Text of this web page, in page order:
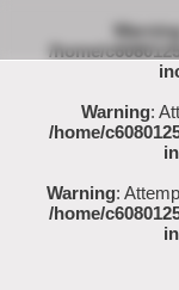
/home/
Warning:
/home/
Warning:
/home/